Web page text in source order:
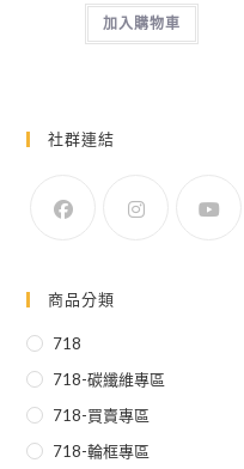
加入購物車
社群連結
商品分類
718
718-碳纖維專區
718-買賣專區
718-輪框專區